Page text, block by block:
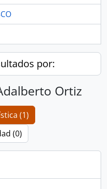
por:
Ortiz
(1)
(0)